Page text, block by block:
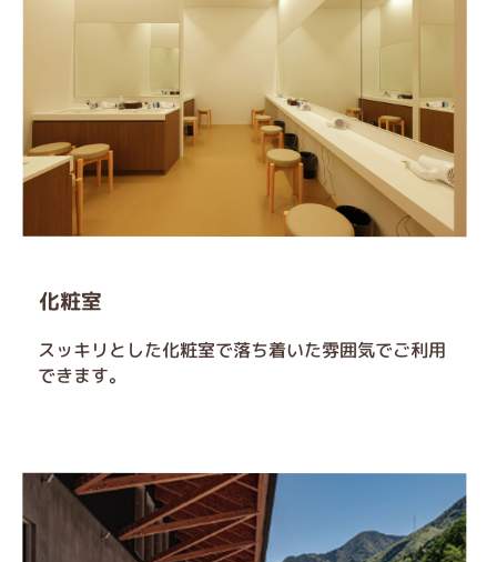
化粧室
スッキリとした化粧室で落ち着いた雰囲気でご利用
できます。